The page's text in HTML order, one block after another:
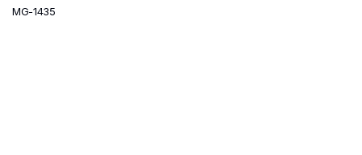
MG-1435